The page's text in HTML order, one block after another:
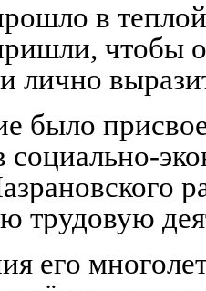
в
чтобы
лично
было
трудовую
его